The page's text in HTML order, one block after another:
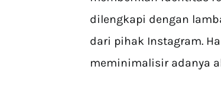
dilengkapi dengan
dari pihak Instagram.
meminimalisir adanya